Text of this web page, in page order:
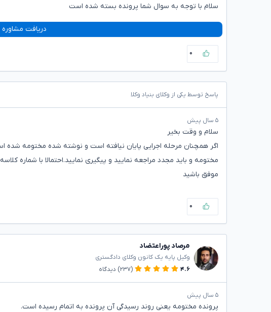
سلام با توجه به سوال شما پرونده بسته شده است
دریافت مشاوره
۰
پاسخ توسط یکی از وکلای بنیاد وکلا
۵ سال پیش
سلام و وقت بخیر
اگر همچنان مرحله اجرایی پایان نیافته است و نوشته شده مختومه
مختومه و باید مجدد مراجعه نمایید و پیگیری نمایید.احتمالا با شماره
موفق باشید
۰
مرصاد پوراعتضاد
وکیل پایه یک کانون وکلای دادگستری
۴.۶
(۲۳۷) دیدگاه
۵ سال پیش
پرونده مختومه یعنی روند رسیدگی آن پرونده به اتمام رسیده است.